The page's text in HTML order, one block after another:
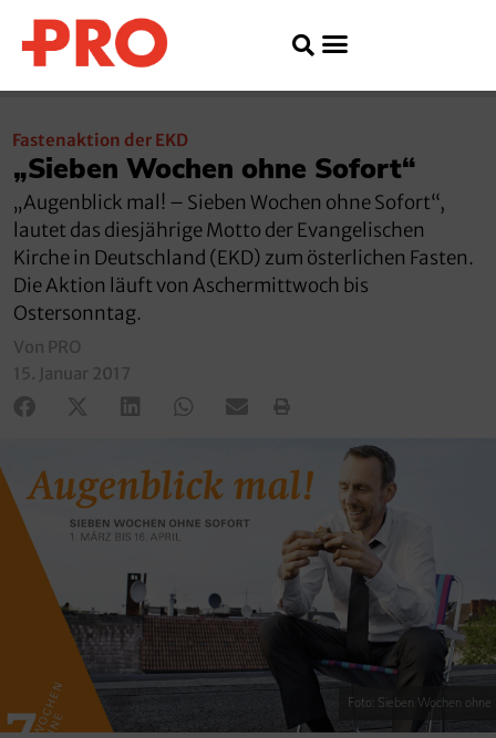
Fastenaktion der EKD
„Sieben Wochen ohne Sofort“
„Augenblick mal! – Sieben Wochen ohne Sofort“,
lautet das diesjährige Motto der Evangelischen
Kirche in Deutschland (EKD) zum österlichen Fasten.
Die Aktion läuft von Aschermittwoch bis
Ostersonntag.
Von PRO
15. Januar 2017
Foto: Sieben Wochen ohne